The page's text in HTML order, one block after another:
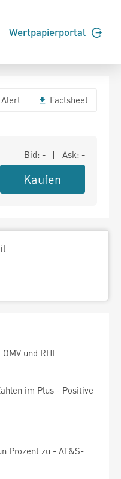
Wertpapierportal
Alert Factsheet
Bid: - | Ask: -
Kaufen
und RHI
im Plus - Positive
Prozent zu - AT&S-